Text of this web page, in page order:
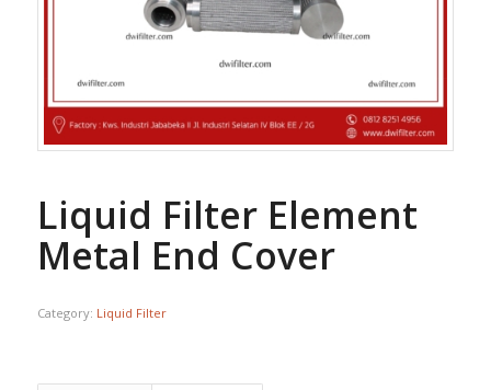
Liquid Filter Element
Metal End Cover
Category: Liquid Filter